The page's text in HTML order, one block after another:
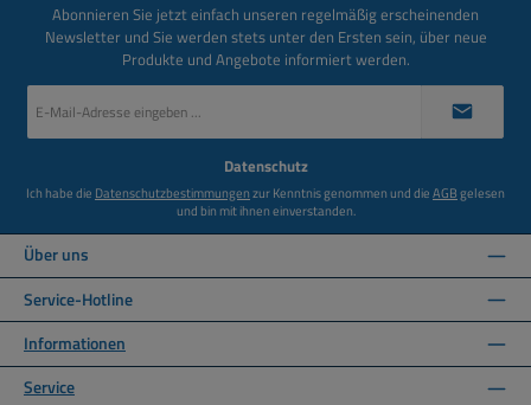
Abonnieren Sie jetzt einfach unseren regelmäßig erscheinenden
Newsletter und Sie werden stets unter den Ersten sein, über neue
Produkte und Angebote informiert werden.
Mail-
Datenschutz
Ich habe die Datenschutzbestimmungenzur Kenntnis genommen und dieAGBgelesen
und bin mit ihnen einverstanden.
Über uns
Service-Hotline
Informationen
Service